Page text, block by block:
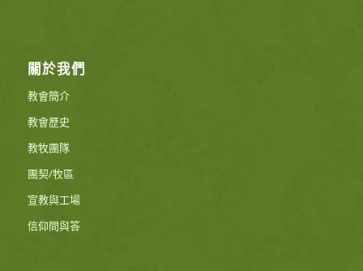
關於我們
教會簡介
教會歷史
教牧團隊
團契/牧區
宣教與工場
信仰問與答